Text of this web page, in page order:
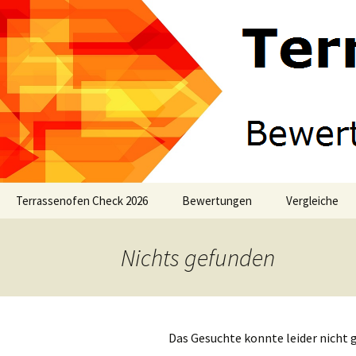
Terrassenofen Check 2026 Bewertungen
Aztekenofen
Grillkamin
Vergleiche
Grillkamin
Nichts gefunden
Das Gesuchte konnte leider nicht